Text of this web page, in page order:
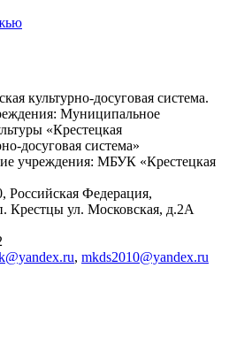
культурно-досуговая система.
Муниципальное
«Крестецкая
досуговая система»
учреждения: МБУК «Крестецкая
Российская Федерация,
Крестцы ул. Московская, д.2А
, mkds2010@yandex.ru